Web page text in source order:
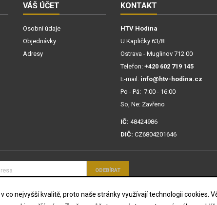
co nejvyšší kvalitě, proto naše stránky využívají technologii
VÁŠ ÚČET
Osobní údaje
Objednávky
Adresy
KONTAKT
HTV Hodina
U Kapličky 63/8
Ostrava - Muglinov 712 00
Telefon: +420 602 719 145
E-mail: info@htv-hodina.cz
Po - Pá: 7:00 - 16:00
So, Ne: Zavřeno
IČ: 48424986
DIČ: CZ6804201646